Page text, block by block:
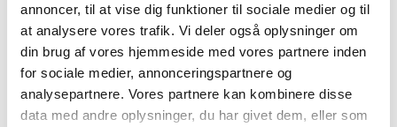
annoncer, til at vise dig funktioner til sociale medier og til
at analysere vores trafik. Vi deler også oplysninger om
din brug af vores hjemmeside med vores partnere inden
for sociale medier, annonceringspartnere og
analysepartnere. Vores partnere kan kombinere disse
data med andre oplysninger, du har givet dem, eller som
december (28)
november (28)
oktober (28)
september (15)
august (10)